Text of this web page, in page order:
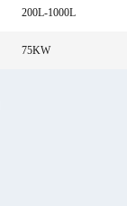
200L-1000L
75KW